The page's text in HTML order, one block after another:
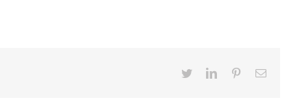
TwitterLinkedInPinterestEmail